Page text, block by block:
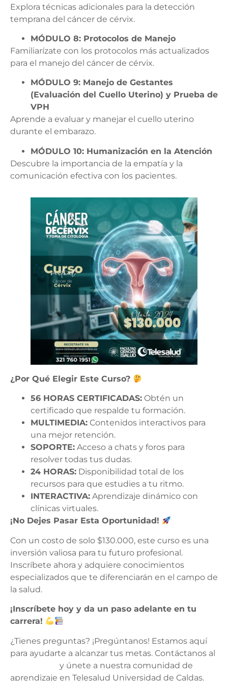
Explora técnicas adicionales para la detección
temprana del cáncer de cérvix.
MÓDULO 8: Protocolos de Manejo
Familiarízate con los protocolos más actualizados
para el manejo del cáncer de cérvix.
MÓDULO 9: Manejo de Gestantes
(Evaluación del Cuello Uterino) y Prueba de
VPH
Aprende a evaluar y manejar el cuello uterino
durante el embarazo.
MÓDULO 10: Humanización en la Atención
Descubre la importancia de la empatía y la
comunicación efectiva con los pacientes.
¿Por Qué Elegir Este Curso?
56 HORAS CERTIFICADAS: Obtén un
certificado que respalde tu formación.
MULTIMEDIA: Contenidos interactivos para
una mejor retención.
SOPORTE: Acceso a chats y foros para
resolver todas tus dudas.
24 HORAS: Disponibilidad total de los
recursos para que estudies a tu ritmo.
INTERACTIVA: Aprendizaje dinámico con
clínicas virtuales.
¡No Dejes Pasar Esta Oportunidad!
Con un costo de solo $130.000, este curso es una
inversión valiosa para tu futuro profesional.
Inscríbete ahora y adquiere conocimientos
especializados que te diferenciarán en el campo de
la salud.
¡Inscríbete hoy y da un paso adelante en tu
carrera!
¿Tienes preguntas? ¡Pregúntanos! Estamos aquí
para ayudarte a alcanzar tus metas. Contáctanos al
y únete a nuestra comunidad de
aprendizaje en Telesalud Universidad de Caldas.